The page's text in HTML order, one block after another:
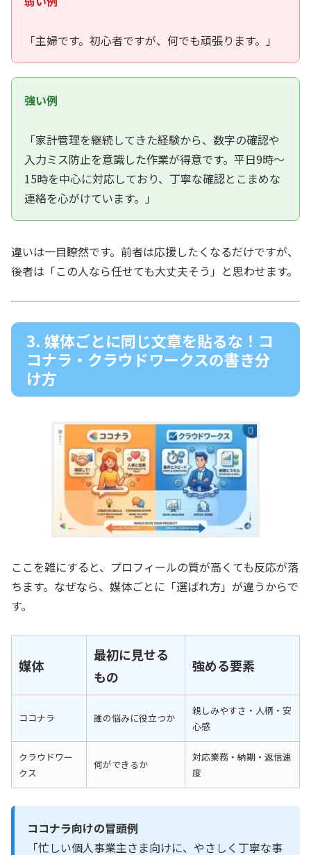
「主婦です。初心者ですが、何でも頑張ります。」
強い例
「家計管理を継続してきた経験から、数字の確認や
入力ミス防止を意識した作業が得意です。平日9時〜
15時を中心に対応しており、丁寧な確認とこまめな
連絡を心がけています。」
違いは一目瞭然です。前者は応援したくなるだけですが、
後者は「この人なら任せても大丈夫そう」と思わせます。
3. 媒体ごとに同じ文章を貼るな！コ
コナラ・クラウドワークスの書き分
け方
ここを雑にすると、プロフィールの質が高くても反応が落
ちます。なぜなら、媒体ごとに「選ばれ方」が違うからで
す。
媒体
最初に見せる
もの
強める要素
ココナラ 誰の悩みに役立つか
親しみやすさ・人柄・安
心感
クラウドワー
クス
何ができるか
対応業務・納期・返信速
度
ココナラ向けの冒頭例
「忙しい個人事業主さま向けに、やさしく丁寧な事